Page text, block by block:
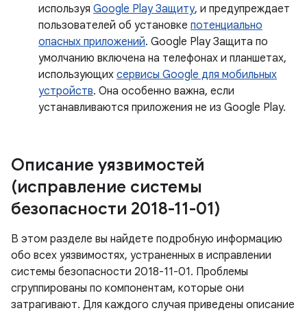
используя Google Play Защиту, и предупреждает
пользователей об установке потенциально
опасных приложений. Google Play Защита по
умолчанию включена на телефонах и планшетах,
использующих сервисы Google для мобильных
устройств. Она особенно важна, если
устанавливаются приложения не из Google Play.
Описание уязвимостей
(исправление системы
безопасности 2018-11-01)
В этом разделе вы найдете подробную информацию
обо всех уязвимостях, устраненных в исправлении
системы безопасности 2018-11-01. Проблемы
сгруппированы по компонентам, которые они
затрагивают. Для каждого случая приведены описание